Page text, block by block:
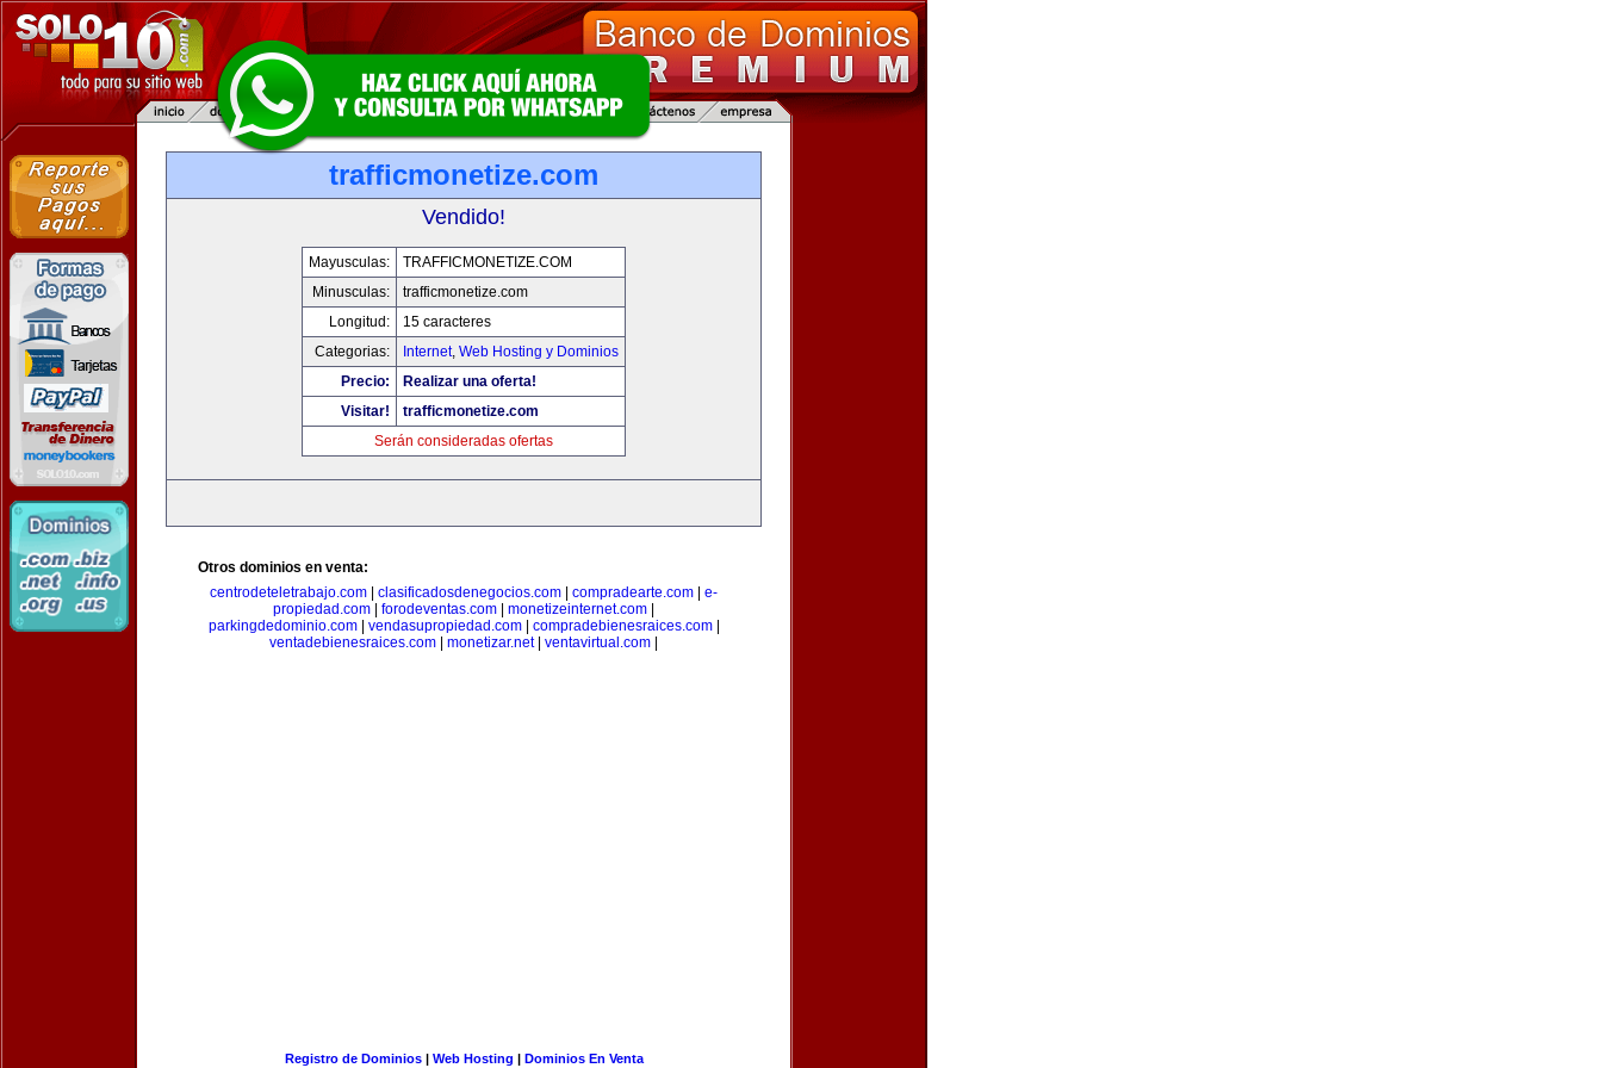
trafficmonetize.com
Vendido!
Mayusculas:
TRAFFICMONETIZE.COM
Minusculas:
trafficmonetize.com
Longitud:
15 caracteres
Categorias:
Internet, Web Hosting y Dominios
Precio:
Realizar una oferta!
Visitar!
trafficmonetize.com
Serán consideradas ofertas
Otros dominios en venta:
centrodeteletrabajo.com
clasificadosdenegocios.com compradearte.com
e-
propiedad.com
forodeventas.com monetizeinternet.com
parkingdedominio.com| vendasupropiedad.com| compradebienesraices.com|
ventadebienesraices.com
monetizar.net| ventavirtual.com
Registro de Dominios| Web Hosting | Dominios En Venta